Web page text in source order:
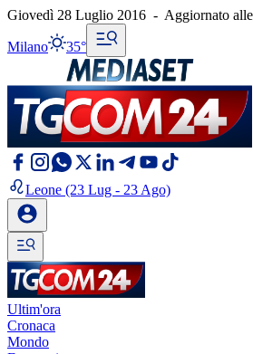
Giovedì 28 Luglio 2016 - Aggiornato alle
Milano 35°
Leone (23 Lug - 23 Ago)
Ultim'ora
Cronaca
Mondo